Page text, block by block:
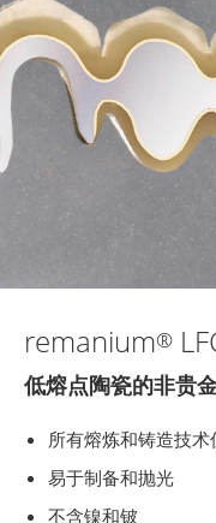
remanium®
低熔点陶瓷的非贵
所有熔炼和铸造技
易于制备和抛光
不含镍和铍